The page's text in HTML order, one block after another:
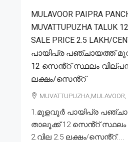
MULAVOOR PAIPRA
MUVATTUPUZHA TALUK
SALE PRICE 2.5 LAKH/
പായിപ്ര പഞ്ചായത്ത്
12 സെൻ്റ് സ്ഥലം
ലക്ഷം/സെൻ്റ്
1.മുളവൂർ പായിപ്ര
താലൂക്ക് 12 സെൻ്റ് സ്ഥലം
2.വില 2.5 ലക്ഷം/സെൻ്റ്....